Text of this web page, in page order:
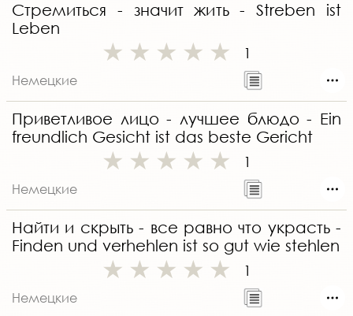
Стремиться - значит жить - Streben ist
Leben
1
Немецкие
Приветливое лицо - лучшее блюдо - Ein
freundlich Gesicht ist das beste Gericht
1
Немецкие
Найти и скрыть - все равно что украсть -
Finden und verhehlen ist so gut wie stehlen
1
Немецкие